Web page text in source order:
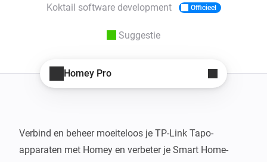
Koktail software development Officieel
Suggestie
Homey Pro
Verbind en beheer moeiteloos je TP-Link Tapo-
apparaten met Homey en verbeter je Smart Home-